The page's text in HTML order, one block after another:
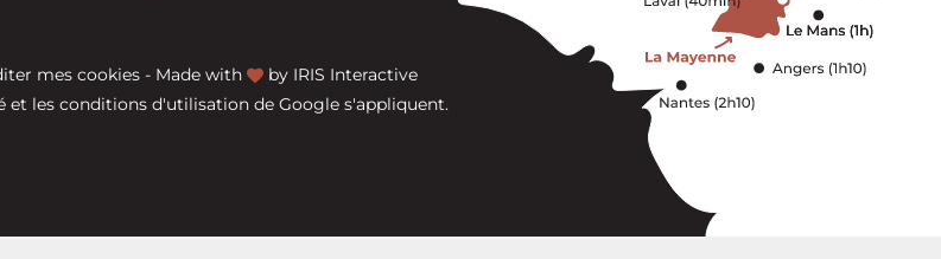
mes cookies - Made with by IRIS Interactive
et les conditions d'utilisationde Google s'appliquent.